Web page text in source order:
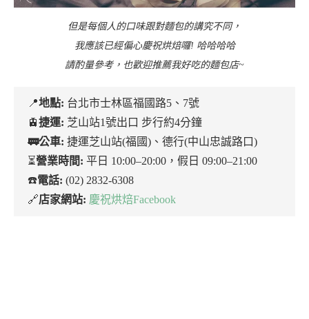
但是每個人的口味跟對麵包的講究不同，
我應該已經偏心慶祝烘焙囉! 哈哈哈哈
請酌量參考，也歡迎推薦我好吃的麵包店~
📍地點: 台北市士林區福國路5、7號
🚊捷運: 芝山站1號出口 步行約4分鐘
🚃公車: 捷運芝山站(福國)、德行(中山忠誠路口)
⏳營業時間: 平日 10:00–20:00，假日 09:00–21:00
☎️電話: (02) 2832-6308
🔗店家網站: 慶祝烘焙Facebook